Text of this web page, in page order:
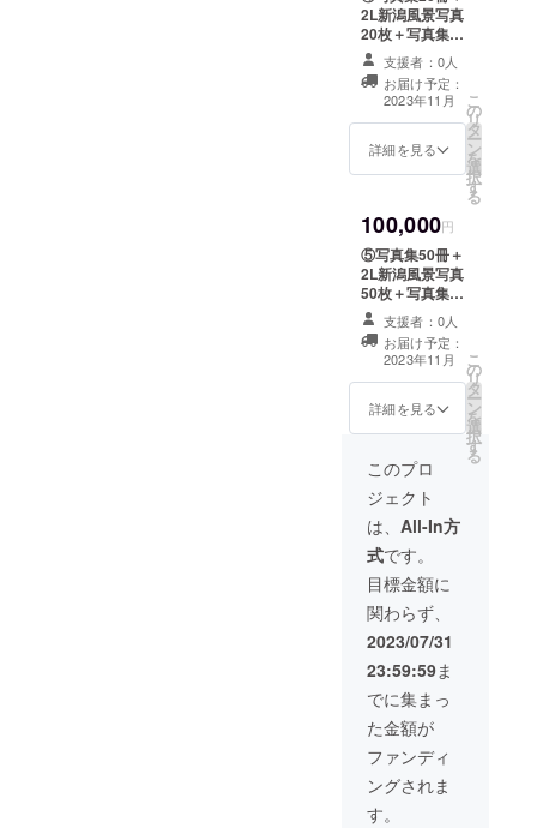
だんご
発送日
を決め
て下さ
い。 新
潟伝統
笹だん
ご 良質
蓬(よも
ぎ)の新
芽の柔
らかな
部分の
い、昔
ながら
の杵つ
き・後
蒸し製
団子。
北海道
小豆の
豊かな
香りを
そのま
まに、
炊いた
餡との
絶妙な
バラン
スは江
口伝統
の味。
昔なが
らの後
蒸し製
法で作
各自で
予約を
お願い
しま
す。 場
所=新潟
県長岡
市小国
和紙生
産組合
て。 当
日の交
通費や
滞在費
につい
て 自己
負担で
お願い
しま
統的な
和紙製
験でき
る”紙漉
き”。木
枠で原
料をす
くいあ
げる小
国判
（29㎝
×39㎝）
すいた
紙に
は、切
り紙や
草花で
模様を
つける
ことも
2L新潟風景写真
20枚＋写真集に
名前掲載 備考欄
に掲載する名前
を記入して下さ
い。 ニックネー
ムでもOK
支援者：0人
お届け予定：
2023年11月
詳細を見る
こ
の
リ
タ
ー
ン
を
選
択
す
る
100,000円
⑤写真集50冊＋
2L新潟風景写真
50枚＋写真集に
名前掲載 備考欄
に掲載する名前
を記入して下さ
い。 ニックネー
ムでもOK
支援者：0人
お届け予定：
2023年11月
詳細を見る
こ
の
リ
タ
ー
ン
を
選
択
す
る
このプロ
ジェクト
は、 All-In方
式です。
目標金額に
関わらず、
2023/07/31
23:59:59ま
でに集まっ
た金額が
ファンディ
ングされま
す。